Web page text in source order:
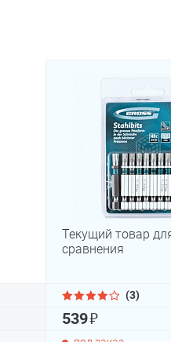
Текущий товар
сравнения
(3)
539₽